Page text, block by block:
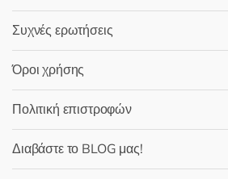
Συχνές ερωτήσεις
Όροι χρήσης
Πολιτική επιστροφών
Διαβάστε το BLOG μας!